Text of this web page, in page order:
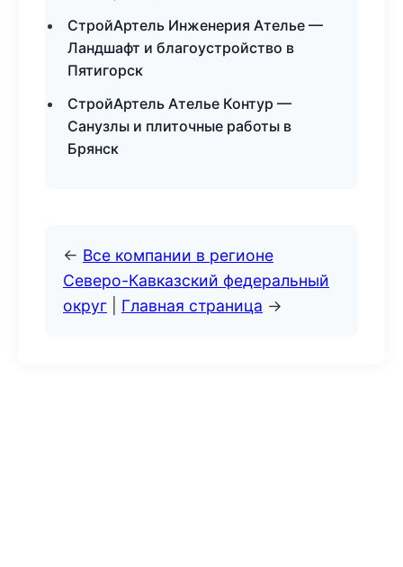
СтройАртель Инженерия Ателье —
Ландшафт и благоустройство в
Пятигорск
СтройАртель Ателье Контур —
Санузлы и плиточные работы в
Брянск
← Все компании в регионе
Северо-Кавказский федеральный
округ
Главная страница →